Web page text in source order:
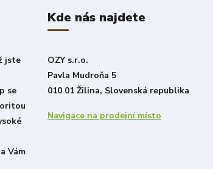
jste
se
Vám
Kde nás najdete
OZY s.r.o.
Pavla Mudroňa 5
010 01 Žilina, Slovenská republika
Navigace na prodejní místo